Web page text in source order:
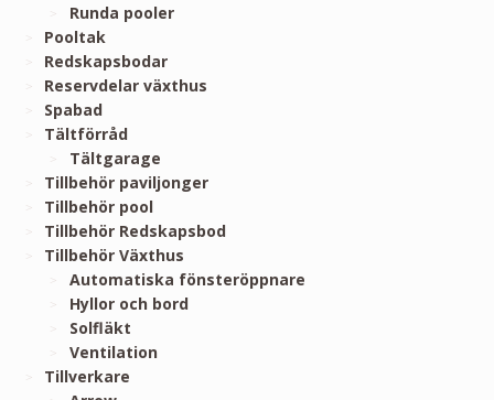
Runda pooler
Pooltak
Redskapsbodar
Reservdelar växthus
Spabad
Tältförråd
Tältgarage
Tillbehör paviljonger
Tillbehör pool
Tillbehör Redskapsbod
Tillbehör Växthus
Automatiska fönsteröppnare
Hyllor och bord
Solfläkt
Ventilation
Tillverkare